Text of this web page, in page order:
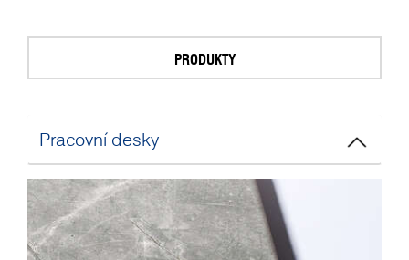
PRODUKTY
Pracovní desky